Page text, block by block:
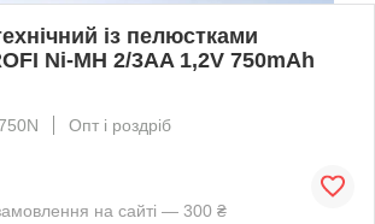
із пелюстками
Ni-MH 2/3AA 1,2V 750mAh
Опт і роздріб
на сайті — 300 ₴